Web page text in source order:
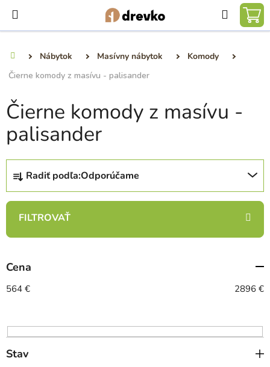
obsah
Hľadať
Nábytok Masívny nábytok
Komody
Čierne komody z masívu - palisander
Čierne komody z masívu -
palisander
R
d
n
e
p
r
d
u
k
Radiť podľa:Odporúčame
Cena
564 € 2896 €
Stav